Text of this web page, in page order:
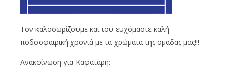
Τον καλοσωρίζουμε και του ευχόμαστε καλή
ποδοσφαιρική χρονιά με τα χρώματα της ομάδας μας!!!
Ανακοίνωση για Καφατάρη: